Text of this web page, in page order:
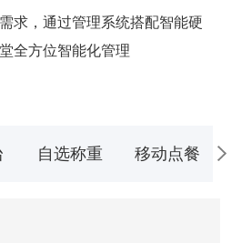
求，通过管理系统搭配智能硬
全方位智能化管理
自选称重 移动点餐